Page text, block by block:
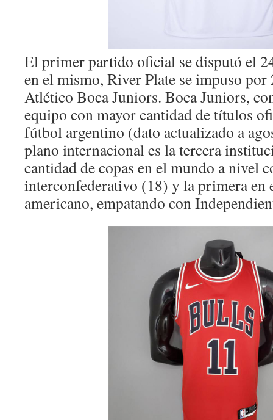
El primer partido oficial se disputó el
en el mismo, River Plate se impuso por
Atlético Boca Juniors. Boca Juniors,
equipo con mayor cantidad de títulos
fútbol argentino (dato actualizado a
plano internacional es la tercera
cantidad de copas en el mundo a nivel
interconfederativo (18) y la primera en
americano, empatando con